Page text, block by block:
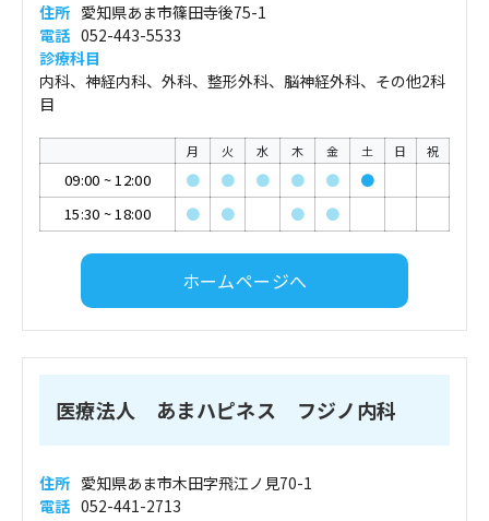
住所 愛知県あま市篠田寺後75-1
電話 052-443-5533
診療科目
内科、神経内科、外科、整形外科、脳神経外科、その他2科
目
月 火 水 木 金 土 日 祝
09:00 ~12:00 ● ● ● ● ●
●
15:30 ~18:00 ● ● ● ●
ホームページへ
医療法人 あまハピネス フジノ内科
住所 愛知県あま市木田字飛江ノ見70-1
電話 052-441-2713